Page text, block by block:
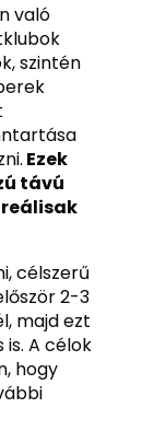
való
szintén
Ezek
távú
célszerű
2-3
majd ezt
A célok
hogy